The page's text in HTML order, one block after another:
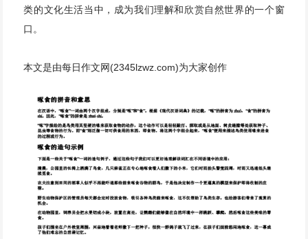
类的文化生活当中，成为我们理解和欣赏自然世界的一个窗
口。
本文是由每日作文网(2345lzwz.com)为大家创作